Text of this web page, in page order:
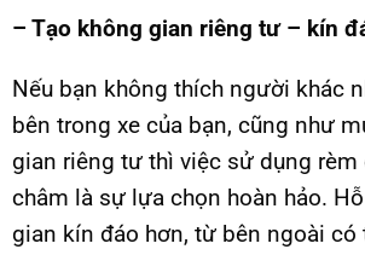
– Tạo không gian riêng tư – kín
Nếu bạn không thích người khác
bên trong xe của bạn, cũng như
gian riêng tư thì việc sử dụng rèm
châm là sự lựa chọn hoàn hảo.
gian kín đáo hơn, từ bên ngoài có